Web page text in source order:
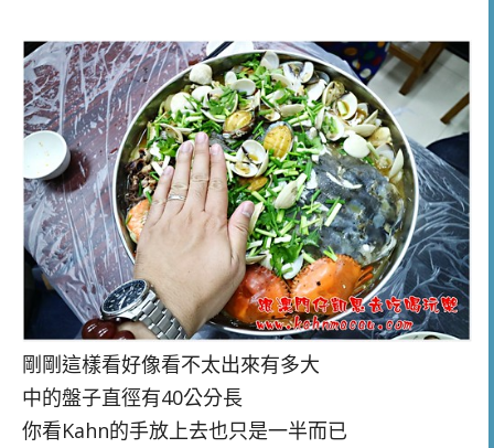
剛剛這樣看好像看不太出來有多大
中的盤子直徑有40公分長
你看Kahn的手放上去也只是一半而已